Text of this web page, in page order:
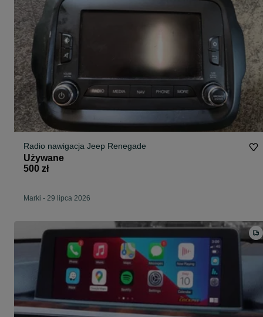
Radio nawigacja Jeep Renegade
Używane
500 zł
Marki - 29 lipca 2026